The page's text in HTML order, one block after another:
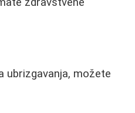
ubrizgavanja, možete